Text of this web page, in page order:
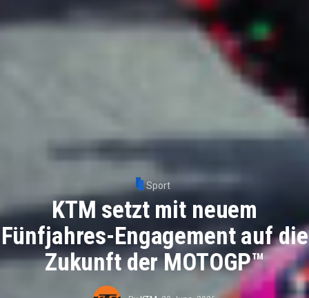
Sport
KTM setzt mit neuem
Fünfjahres-Engagement auf die
Zukunft der MOTOGP™